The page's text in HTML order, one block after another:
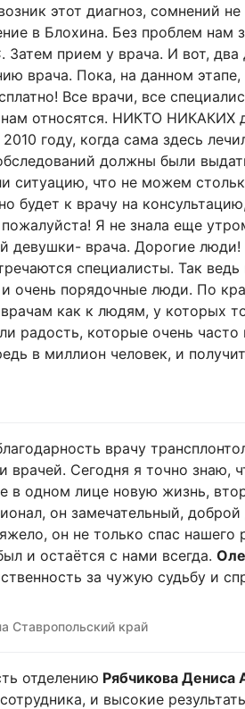
этот диагноз, сомнений
в Блохина. Без проблем нам
прием у врача. И вот,
врача. Пока, на данном
Все врачи, все
нам относятся. НИКТО НИКАКИХ
году, когда сама здесь
должны были
ситуацию, что не можем
будет к врачу на
Я не знала еще
врача. Дорогие люди!
специалисты. Так
очень порядочные люди. По
врачам как к людям, у которых
радость, которые очень часто
в миллион человек, и
врачу
врачей. Сегодня я точно знаю,
в одном лице новую жизнь,
он замечательный,
он не только спас нашего
и остаётся с нами всегда.
за чужую судьбу и
Ставропольский край
отделению Рябчикова Дениса
и высокие